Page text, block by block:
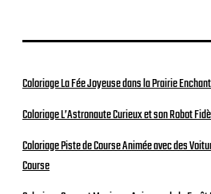
Coloriage La Fée Joyeuse dans la Prairie
Coloriage L’Astronaute Curieux et son Robot
Coloriage Piste de Course Animée avec des
Course